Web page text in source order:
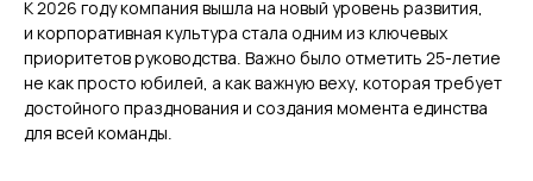
К 2026 году компания вышла на новый уровень развития,
и корпоративная культура стала одним из ключевых
приоритетов руководства. Важно было отметить 25-летие
не как просто юбилей, а как важную веху, которая требует
достойного празднования и создания момента единства
для всей команды.